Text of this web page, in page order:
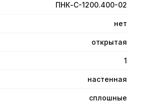
равномерно распределенная
кг. Размер полки 1200х400 мм.
ПНК-С-1200.400-02
нет
открытая
1
настенная
сплошные